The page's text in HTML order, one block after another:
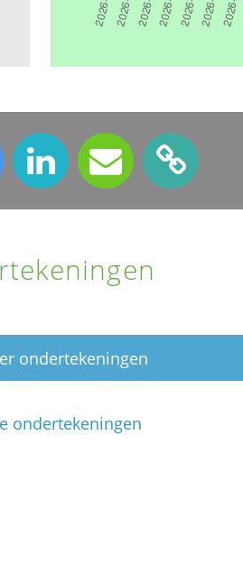
ondertekeningen
ondertekeningen